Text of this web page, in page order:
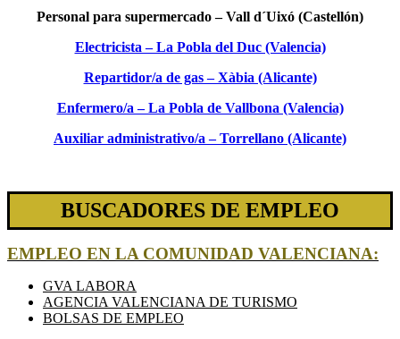
Personal para supermercado – Vall d´Uixó (Castellón)
Electricista – La Pobla del Duc (Valencia)
Repartidor/a de gas – Xàbia (Alicante)
Enfermero/a – La Pobla de Vallbona (Valencia)
Auxiliar administrativo/a – Torrellano (Alicante)
BUSCADORES DE EMPLEO
EMPLEO EN LA COMUNIDAD VALENCIANA:
GVA LABORA
AGENCIA VALENCIANA DE TURISMO
BOLSAS DE EMPLEO